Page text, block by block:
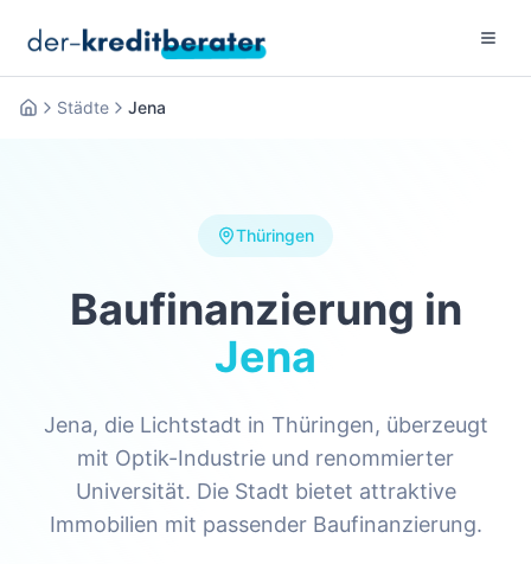
Menu
Startseite
Städte Jena
Thüringen
Baufinanzierung in
Jena
Jena, die Lichtstadt in Thüringen, überzeugt
mit Optik-Industrie und renommierter
Universität. Die Stadt bietet attraktive
Immobilien mit passender Baufinanzierung.